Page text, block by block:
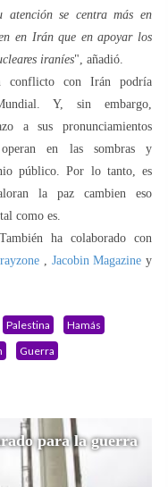
atención se centra más en
en Irán que en apoyar los
iraníes", añadió.
con Irán podría
Y, sin embargo,
a sus pronunciamientos
en las sombras y
público. Por lo tanto, es
la paz cambien eso
como es.
ha colaborado con
Jacobin Magazine y
Palestina
Hamás
Guerra
para la guerra